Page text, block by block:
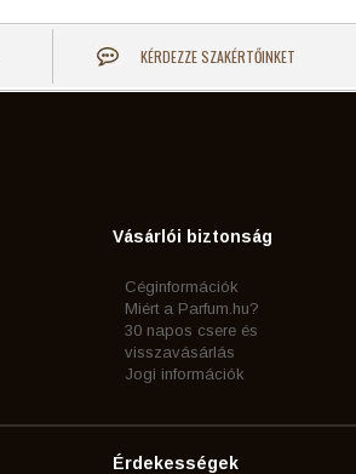
KÉRDEZZE SZAKÉRTŐINKET
Vásárlói biztonság
Céginformációk
Miért a Parfum.hu?
30 napos csere és
visszavásárlás
Jogi információk
Érdekességek